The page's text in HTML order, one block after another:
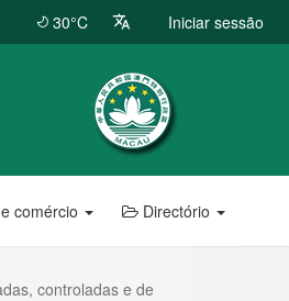
30°C Iniciar sessão
comércio Directório
controladas e de